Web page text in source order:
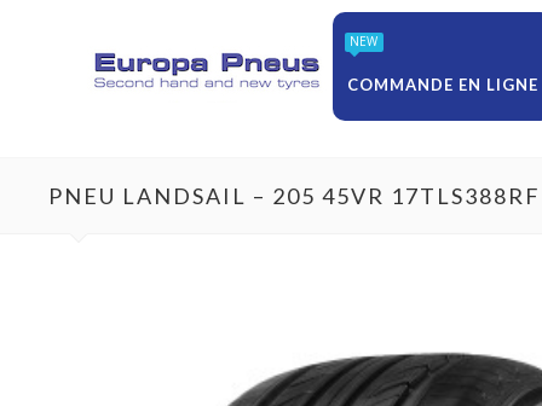
NEW
COMMANDE EN LIGNE
PNEU LANDSAIL – 205 45VR